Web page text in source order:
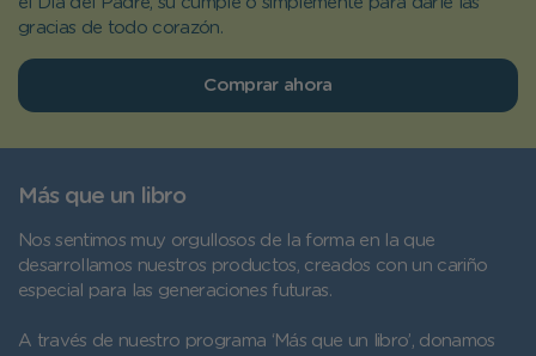
gracias de todo corazón.
Comprar ahora
Más que un libro
Nos sentimos muy orgullosos de la forma en la que
desarrollamos nuestros productos, creados con un cariño
especial para las generaciones futuras.
A través de nuestro programa ‘Más que un libro’, donamos